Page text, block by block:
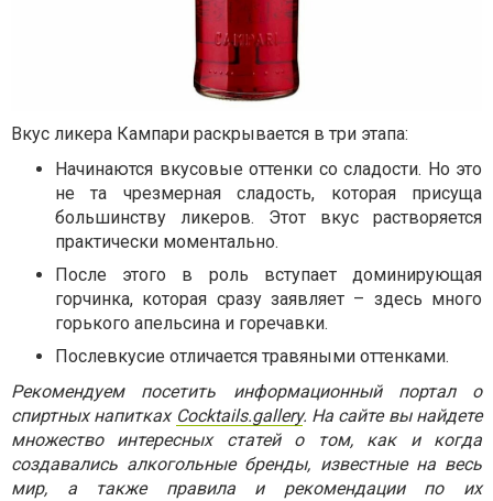
Вкус ликера Кампари раскрывается в три этапа:
Начинаются вкусовые оттенки со сладости. Но это
не та чрезмерная сладость, которая присуща
большинству ликеров. Этот вкус растворяется
практически моментально.
После этого в роль вступает доминирующая
горчинка, которая сразу заявляет – здесь много
горького апельсина и горечавки.
Послевкусие отличается травяными оттенками.
Рекомендуем посетить информационный портал о
спиртных напитках Cocktails.gallery. На сайте вы найдете
множество интересных статей о том, как и когда
создавались алкогольные бренды, известные на весь
мир, а также правила и рекомендации по их